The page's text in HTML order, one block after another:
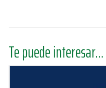
Te puede interesar...